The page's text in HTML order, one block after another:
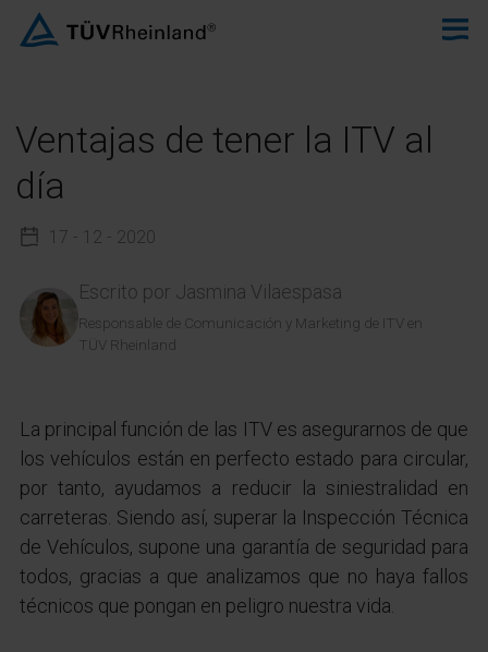
Ventajas de tener la ITV al
día
17 - 12 - 2020
Escrito por Jasmina Vilaespasa
Responsable de Comunicación y Marketing de ITV en
TÜV Rheinland
La principal función de las ITV es asegurarnos de que
los vehículos están en perfecto estado para circular,
por tanto, ayudamos a reducir la siniestralidad en
carreteras. Siendo así, superar la Inspección Técnica
de Vehículos, supone una garantía de seguridad para
todos, gracias a que analizamos que no haya fallos
técnicos que pongan en peligro nuestra vida.